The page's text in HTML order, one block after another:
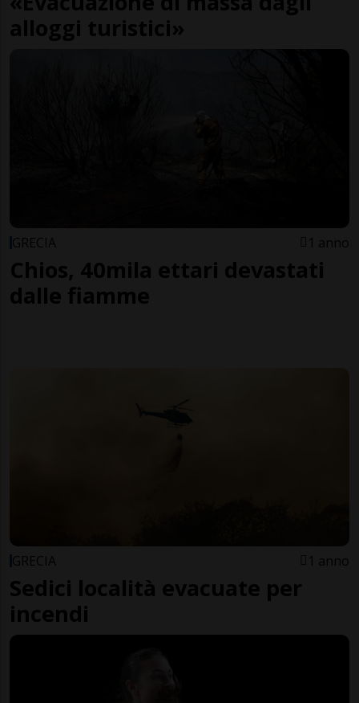
alloggi turistici»
GRECIA 1 anno
Chios, 40mila ettari devastati
dalle fiamme
GRECIA 1 anno
Sedici località evacuate per
incendi